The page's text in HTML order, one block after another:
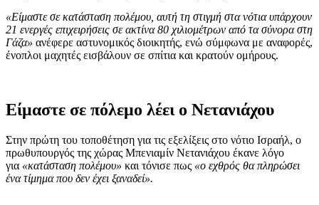
«Είμαστε σε κατάσταση πολέμου, αυτή τη στιγμή στα νότια υπάρχουν
21 ενεργές επιχειρήσεις σε ακτίνα 80 χιλιομέτρων από τα σύνορα στη
Γάζα» ανέφερε αστυνομικός διοικητής, ενώ σύμφωνα με αναφορές,
ένοπλοι μαχητές εισβάλουν σε σπίτια και κρατούν ομήρους.
Είμαστε σε πόλεμο λέει ο Νετανιάχου
Στην πρώτη του τοποθέτηση για τις εξελίξεις στο νότιο Ισραήλ, ο
πρωθυπουργός της χώρας Μπενιαμίν Νετανιάχου έκανε λόγο
για «κατάσταση πολέμου» και τόνισε πως «ο εχθρός θα πληρώσει
ένα τίμημα που δεν έχει ξαναδεί».